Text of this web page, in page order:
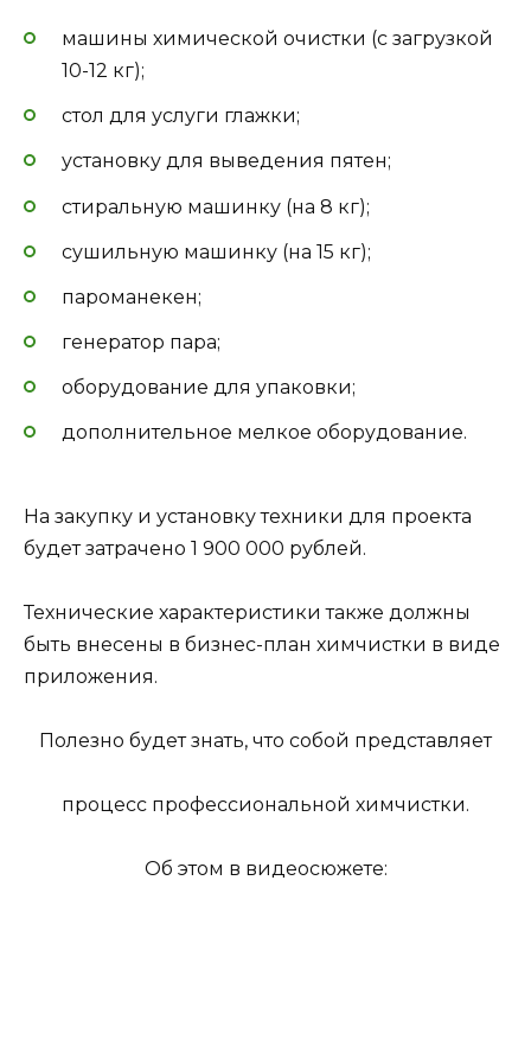
машины химической очистки (с загрузкой
10-12 кг);
стол для услуги глажки;
установку для выведения пятен;
стиральную машинку (на 8 кг);
сушильную машинку (на 15 кг);
пароманекен;
генератор пара;
оборудование для упаковки;
дополнительное мелкое оборудование.
На закупку и установку техники для проекта
будет затрачено 1 900 000 рублей.
Технические характеристики также должны
быть внесены в бизнес-план химчистки в виде
приложения.
Полезно будет знать, что собой представляет
процесс профессиональной химчистки.
Об этом в видеосюжете: